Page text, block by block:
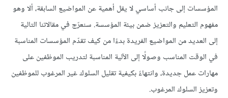
المؤسسات إلى جانب أساسي لا يقل أهمية عن المواضيع السابقة، ألا وهو
مفهوم التعليم والتعزيز ضمن بيئة المؤسسة. سنعرّج في مقالاتنا التالية
إلى العديد من المواضيع الفريدة بدءًا من كيف تقدّم المؤسسات المناسبة
في الوقت المناسب وصولًا إلى الآلية المناسبة لتدريب الموظفين على
مهارات عمل جديدة، وانتهاءً بكيفية تقليل السلوك غير المرغوب للموظفين
وتعزيز السلوك المرغوب.